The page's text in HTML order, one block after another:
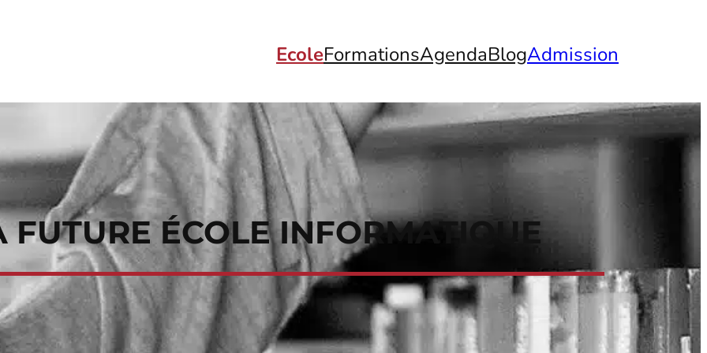
EcoleFormationsAgendaBlogAdmission
FUTURE ÉCOLE INFORMATIQUE